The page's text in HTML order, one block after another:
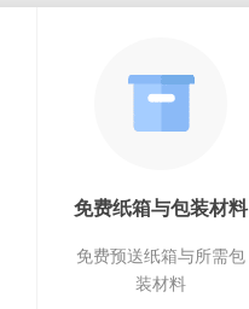
免费纸箱与包装材料
免费预送纸箱与所需包
装材料